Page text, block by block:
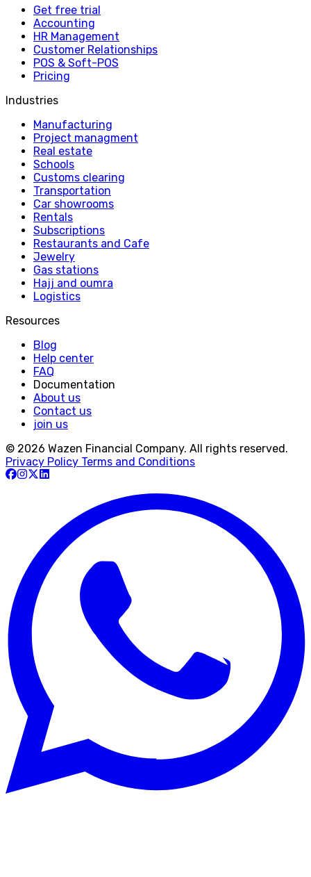
Get free trial
Accounting
HR Management
Customer Relationships
POS & Soft-POS
Pricing
Industries
Manufacturing
Project managment
Real estate
Schools
Customs clearing
Transportation
Car showrooms
Rentals
Subscriptions
Restaurants and Cafe
Jewelry
Gas stations
Hajj and oumra
Logistics
Resources
Blog
Help center
FAQ
Documentation
About us
Contact us
join us
© 2026 Wazen Financial Company. All rights reserved.
Privacy Policy Terms and Conditions